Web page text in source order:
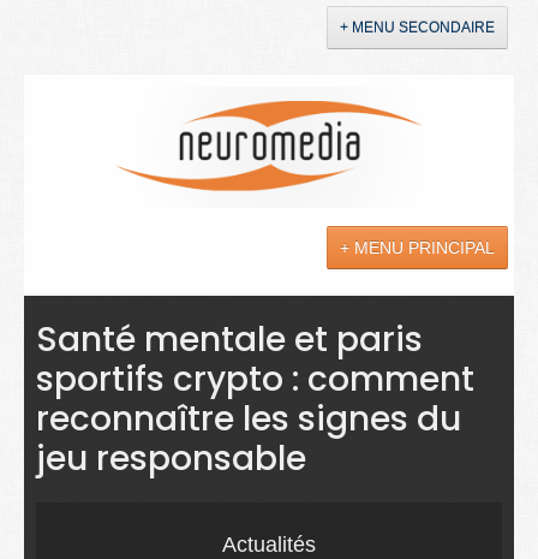
+ MENU SECONDAIRE
+ MENU PRINCIPAL
Actualités
Sciences
Maladies
Soins
Santé mentale et paris
sportifs crypto : comment
reconnaître les signes du
jeu responsable
Actualités